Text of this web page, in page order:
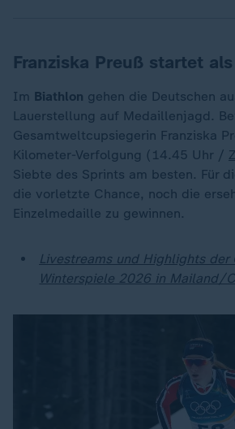
Franziska Preuß startet
Im Biathlon gehen die Deutschen
Lauerstellung auf Medaillenjagd.
Gesamtweltcupsiegerin Franziska
Kilometer-Verfolgung (14.45 Uhr /
Siebte des Sprints am besten. Für
die vorletzte Chance, noch die
Einzelmedaille zu gewinnen.
Livestreams und Highlights der
Winterspiele 2026 in Mailand/